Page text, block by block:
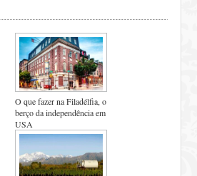
O que fazer na Filadélfia, o
berço da independência em
USA